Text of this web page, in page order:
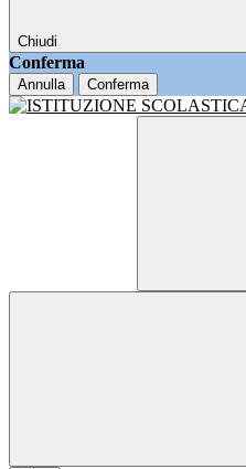
Chiudi
Conferma
Annulla Conferma